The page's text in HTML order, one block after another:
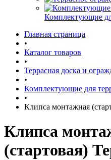
Комплектующие
Главная страница
•
Каталог товаров
•
Террасная доска и
•
Комплектующие для
•
Клипса монтажная
Клипса
(стартовая)